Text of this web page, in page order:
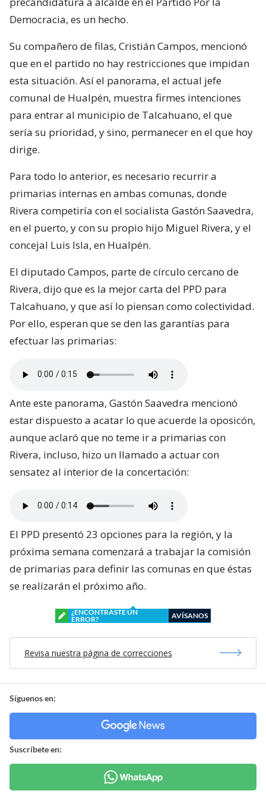
Democracia, es un hecho.
Su compañero de filas, Cristián Campos, mencionó
que en el partido no hay restricciones que impidan
esta situación. Así el panorama, el actual jefe
comunal de Hualpén, muestra firmes intenciones
para entrar al municipio de Talcahuano, el que
sería su prioridad, y sino, permanecer en el que hoy
dirige.
Para todo lo anterior, es necesario recurrir a
primarias internas en ambas comunas, donde
Rivera competiría con el socialista Gastón Saavedra,
en el puerto, y con su propio hijo Miguel Rivera, y el
concejal Luis Isla, en Hualpén.
El diputado Campos, parte de círculo cercano de
Rivera, dijo que es la mejor carta del PPD para
Talcahuano, y que así lo piensan como colectividad.
Por ello, esperan que se den las garantías para
efectuar las primarias:
Ante este panorama, Gastón Saavedra mencionó
estar dispuesto a acatar lo que acuerde la oposicón,
aunque aclaró que no teme ir a primarias con
Rivera, incluso, hizo un llamado a actuar con
sensatez al interior de la concertación:
El PPD presentó 23 opciones para la región, y la
próxima semana comenzará a trabajar la comisión
de primarias para definir las comunas en que éstas
se realizarán el próximo año.
¿ENCONTRASTE UN
ERROR?
AVÍSANOS
Revisa nuestra página de correcciones
Síguenos en:
Suscríbete en: